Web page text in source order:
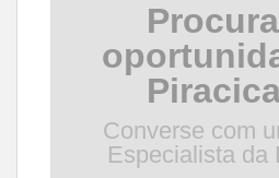
Converse com
Especialista da